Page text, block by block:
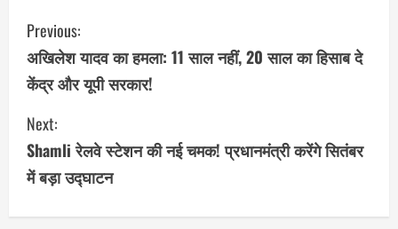
C
o
n
t
i
n
Previous:
अखिलेश यादव का हमला: 11 साल नहीं, 20 साल का हिसाब दे
केंद्र और यूपी सरकार!
Next:
Shamli रेलवे स्टेशन की नई चमक! प्रधानमंत्री करेंगे सितंबर
में बड़ा उद्घाटन